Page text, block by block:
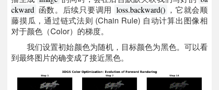
ckward 函数。后续只要调用 loss.backward() ，它就会顺
藤摸瓜，通过链式法则 (Chain Rule) 自动计算出图像相
对于颜色（Color）的梯度。
我们设置初始颜色为随机，目标颜色为黑色。可以看
到最终图片的确变成了接近黑色。